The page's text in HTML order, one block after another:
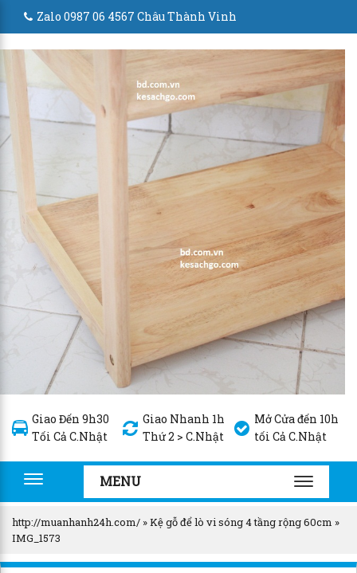
Zalo 0987 06 4567 Châu Thành Vinh
Giao Đến 9h30
Tối Cả C.Nhật
Giao Nhanh 1h
Thứ 2 > C.Nhật
Mở Cửa đến 10h
tối Cả C.Nhật
Toggle
navigation
MENU
TOGGLE
http://muanhanh24h.com/ »Kệ gỗ để lò vi sóng 4 tầng rộng 60cm »
IMG_1573